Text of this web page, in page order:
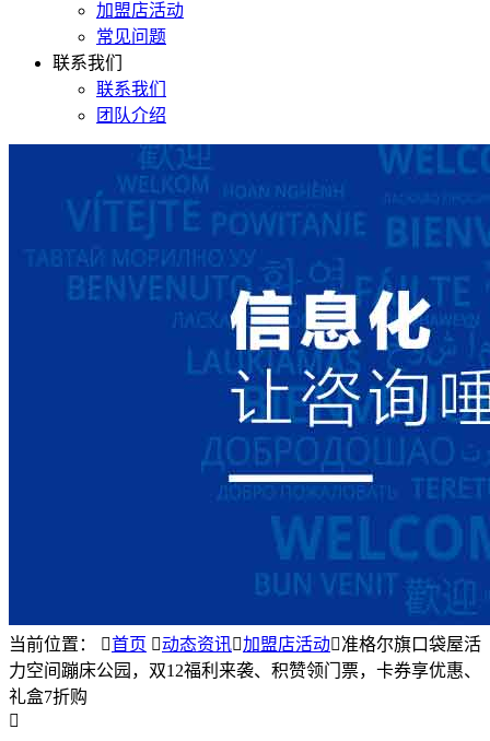
加盟店活动
常见问题
联系我们
联系我们
团队介绍
当前位置： 首页 动态资讯加盟店活动准格尔旗口袋屋活
力空间蹦床公园，双12福利来袭、积赞领门票，卡券享优惠、
礼盒7折购
